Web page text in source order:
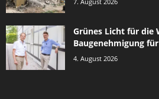
Grünes Licht für die
Baugenehmigung
4. August 2026